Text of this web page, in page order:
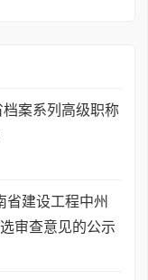
案系列高级职称
省建设工程中州
审查意见的公示